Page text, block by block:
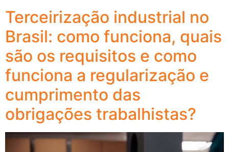
Terceirização industrial no
Brasil: como funciona, quais
são os requisitos e como
funciona a regularização e
cumprimento das
obrigações trabalhistas?